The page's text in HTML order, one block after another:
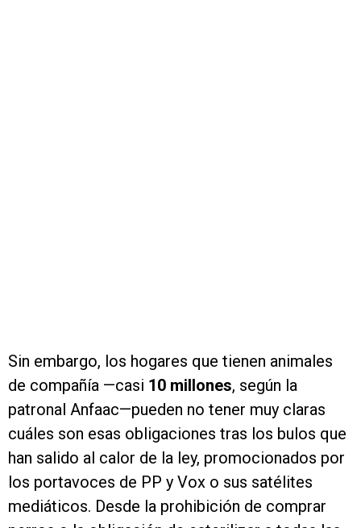
Sin embargo, los hogares que tienen animales
de compañía —casi 10 millones, según la
patronal Anfaac—pueden no tener muy claras
cuáles son esas obligaciones tras los bulos que
han salido al calor de la ley, promocionados por
los portavoces de PP y Vox o sus satélites
mediáticos. Desde la prohibición de comprar